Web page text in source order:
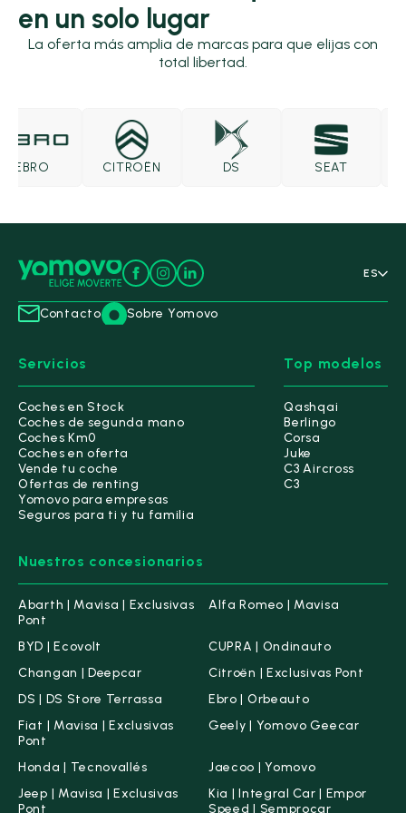
en un solo lugar
La oferta más amplia de marcas para que elijas con
total libertad.
CITROËN DS SEAT
ES
Contacto Sobre Yomovo
Servicios
Coches en Stock
Coches de segunda mano
Coches Km0
Coches en oferta
Vende tu coche
Ofertas de renting
Yomovo para empresas
Seguros para ti y tu familia
Top modelos
Qashqai
Berlingo
Corsa
Juke
C3 Aircross
C3
Nuestros concesionarios
Abarth | Mavisa | Exclusivas
Pont
Alfa Romeo | Mavisa
BYD | Ecovolt
CUPRA | Ondinauto
Changan | Deepcar
Citroën | Exclusivas Pont
DS | DS Store Terrassa
Ebro | Orbeauto
Fiat | Mavisa | Exclusivas
Pont
Geely | Yomovo Geecar
Honda | Tecnovallés
Jaecoo | Yomovo
Jeep | Mavisa | Exclusivas
Pont
Kia | Integral Car | Empor
Speed | Semprocar